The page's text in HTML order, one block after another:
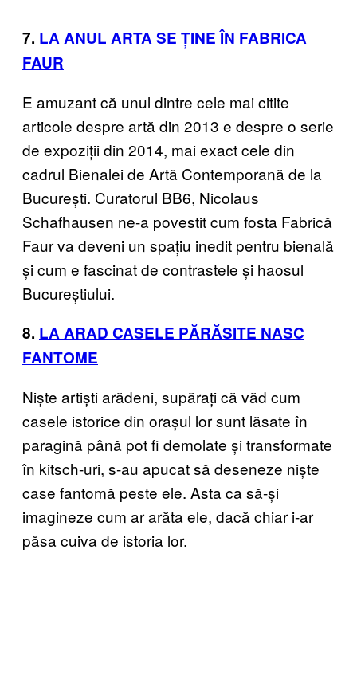
7. LA ANUL ARTA SE ȚINE ÎN FABRICA
FAUR
E amuzant că unul dintre cele mai citite
articole despre artă din 2013 e despre o serie
de expoziții din 2014, mai exact cele din
cadrul Bienalei de Artă Contemporană de la
București. Curatorul BB6, Nicolaus
Schafhausen ne-a povestit cum fosta Fabrică
Faur va deveni un spațiu inedit pentru bienală
și cum e fascinat de contrastele și haosul
Bucureștiului.
8. LA ARAD CASELE PĂRĂSITE NASC
FANTOME
Niște artiști arădeni, supărați că văd cum
casele istorice din orașul lor sunt lăsate în
paragină până pot fi demolate și transformate
în kitsch-uri, s-au apucat să deseneze niște
case fantomă peste ele. Asta ca să-și
imagineze cum ar arăta ele, dacă chiar i-ar
păsa cuiva de istoria lor.